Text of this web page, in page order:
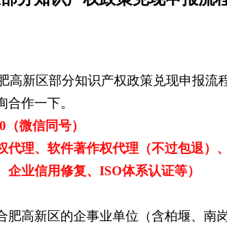
高新区部分知识产权政策兑现申报
作一下。
微信同号）
代理、软件著作权代理（不过包退
业信用修复、ISO体系认证等）
高新区的企事业单位（含柏堰、南岗